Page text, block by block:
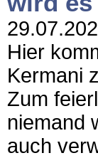
Hier
Kermani
Zum
niemand
auch